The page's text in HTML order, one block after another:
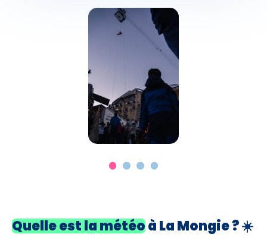
Quelle est la météoà La Mongie? ☀️